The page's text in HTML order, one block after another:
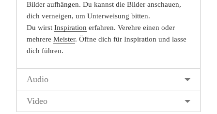
Bilder aufhängen. Du kannst die Bilder anschauen,
dich verneigen, um Unterweisung bitten.
Du wirstInspiration erfahren. Verehre einen oder
mehrereMeister. Öffne dich für Inspiration und lasse
dich führen.
Audio
Video